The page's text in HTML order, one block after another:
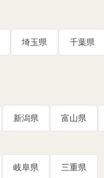
埼玉県 千葉県
新潟県 富山県
岐阜県 三重県